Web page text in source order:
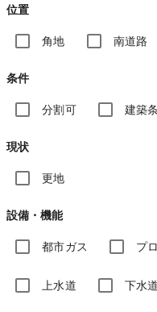
位置
角地 南道路
条件
分割可 建築
現状
更地
設備・機能
都市ガス プ
上水道 下水道